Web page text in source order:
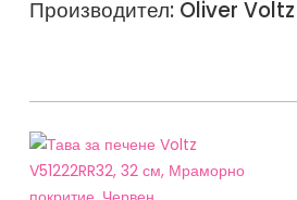
Производител: Oliver Voltz